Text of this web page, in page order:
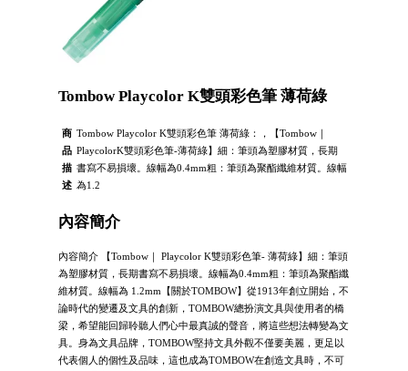
Tombow Playcolor K雙頭彩色筆 薄荷綠
商
品
描
述
Tombow Playcolor K雙頭彩色筆 薄荷綠：，【Tombow｜
PlaycolorK雙頭彩色筆-薄荷綠】細：筆頭為塑膠材質，長期
書寫不易損壞。線幅為0.4mm粗：筆頭為聚酯纖維材質。線幅
為1.2
內容簡介
內容簡介 【Tombow｜ Playcolor K雙頭彩色筆- 薄荷綠】細：筆頭
為塑膠材質，長期書寫不易損壞。線幅為0.4mm粗：筆頭為聚酯纖
維材質。線幅為 1.2mm【關於TOMBOW】從1913年創立開始，不
論時代的變遷及文具的創新，TOMBOW總扮演文具與使用者的橋
梁，希望能回歸聆聽人們心中最真誠的聲音，將這些想法轉變為文
具。身為文具品牌，TOMBOW堅持文具外觀不僅要美麗，更足以
代表個人的個性及品味，這也成為TOMBOW在創造文具時，不可